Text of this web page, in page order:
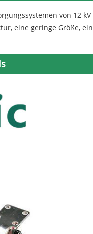
von 12
eine geringe Größe,